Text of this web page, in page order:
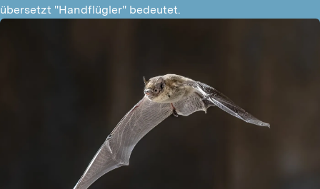
übersetzt "Handflügler" bedeutet.